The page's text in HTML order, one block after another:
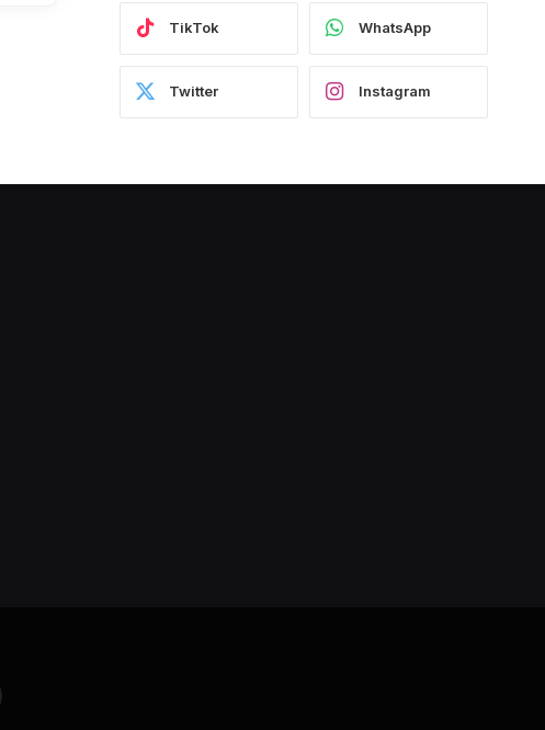
TikTok WhatsApp
Twitter Instagram